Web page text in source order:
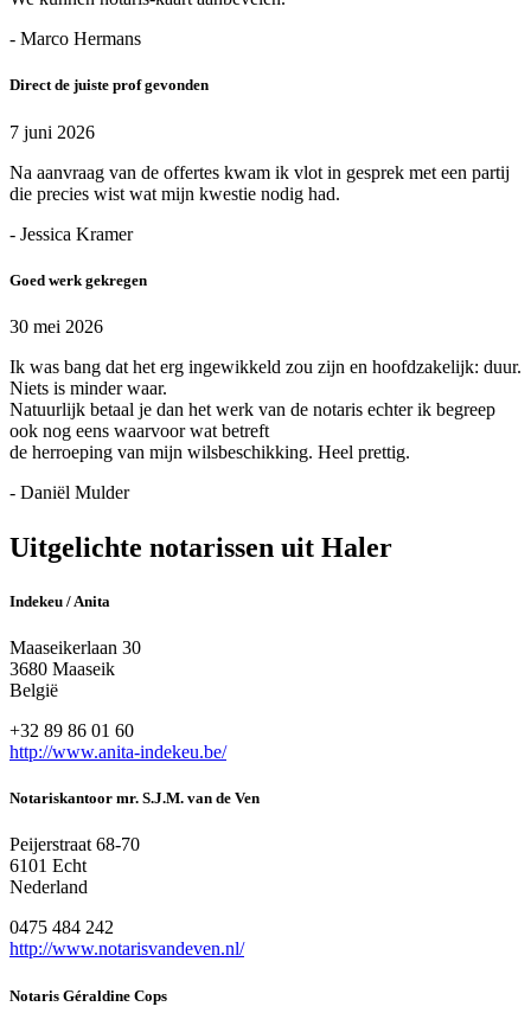
- Marco Hermans
Direct de juiste prof gevonden
7 juni 2026
Na aanvraag van de offertes kwam ik vlot in gesprek met een partij
die precies wist wat mijn kwestie nodig had.
- Jessica Kramer
Goed werk gekregen
30 mei 2026
Ik was bang dat het erg ingewikkeld zou zijn en hoofdzakelijk: duur.
Niets is minder waar.
Natuurlijk betaal je dan het werk van de notaris echter ik begreep
ook nog eens waarvoor wat betreft
de herroeping van mijn wilsbeschikking. Heel prettig.
- Daniël Mulder
Uitgelichte notarissen uit Haler
Indekeu / Anita
Maaseikerlaan 30
3680 Maaseik
België
+32 89 86 01 60
http://www.anita-indekeu.be/
Notariskantoor mr. S.J.M. van de Ven
Peijerstraat 68-70
6101 Echt
Nederland
0475 484 242
http://www.notarisvandeven.nl/
Notaris Géraldine Cops